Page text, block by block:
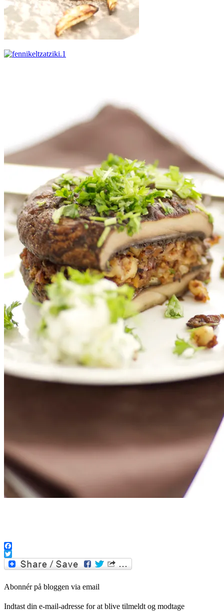
Facebook
Twitter
Abonnér på bloggen via email
Indtast din e-mail-adresse for at blive tilmeldt og modtage